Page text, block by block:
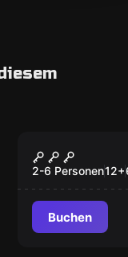
Populär
Gefangen
2-6 Personen12+
Buchen